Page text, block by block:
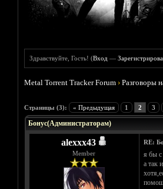
Здравствуйте, Гость! (Вход —
Metal Torrent Tracker Forum ›Разговоры
Страницы (3): « Предыдущая 1 2 3
Голосов: 0 - Средняя
1
2
3
4
5
Бонус(Администраторам)
alexxx43
Member
RE:
я бы с
а так